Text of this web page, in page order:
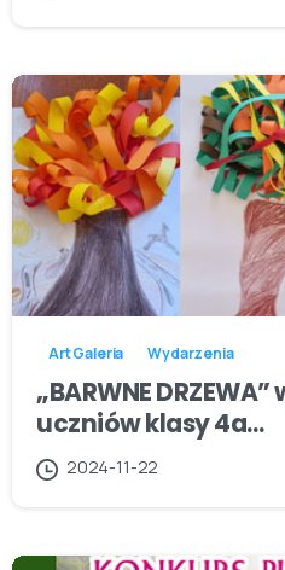
Art Galeria Wydarzenia
„BARWNE
uczniów klasy 4a…
2024-11-22